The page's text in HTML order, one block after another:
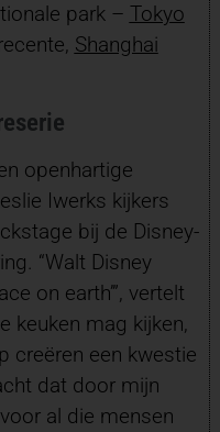
park – Tokyo
Shanghai
openhartige
Iwerks kijkers
bij de Disney-
“Walt Disney
on earth’”, vertelt
keuken mag kijken,
creëren een kwestie
dat door mijn
al die mensen